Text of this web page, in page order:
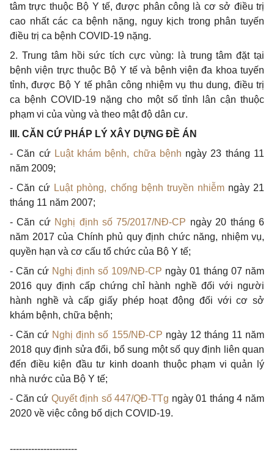
tâm trực thuộc Bộ Y tế, được phân công là cơ sở điều trị
cao nhất các ca bệnh nặng, nguy kịch trong phân tuyến
điều trị ca bệnh COVID-19 nặng.
2. Trung tâm hồi sức tích cực vùng: là trung tâm đặt tại
bệnh viện trực thuộc Bộ Y tế và bệnh viện đa khoa tuyến
tỉnh, được Bộ Y tế phân công nhiệm vụ thu dung, điều trị
ca bệnh COVID-19 nặng cho một số tỉnh lân cận thuộc
phạm vi của vùng và theo mật độ dân cư.
III. CĂN CỨ PHÁP LÝ XÂY DỰNG ĐỀ ÁN
- Căn cứ Luật khám bệnh, chữa bệnh ngày 23 tháng 11
năm 2009;
- Căn cứ Luật phòng, chống bệnh truyền nhiễmngày 21
tháng 11 năm 2007;
- Căn cứ Nghị định số 75/2017/NĐ-CP ngày 20 tháng 6
năm 2017 của Chính phủ quy định chức năng, nhiệm vụ,
quyền hạn và cơ cấu tổ chức của Bộ Y tế;
- Căn cứ Nghị định số 109/NĐ-CP ngày 01 tháng 07 năm
2016 quy định cấp chứng chỉ hành nghề đối với người
hành nghề và cấp giấy phép hoạt động đối với cơ sở
khám bệnh, chữa bệnh;
- Căn cứ Nghị định số 155/NĐ-CP ngày 12 tháng 11 năm
2018 quy định sửa đổi, bổ sung một số quy định liên quan
đến điều kiện đầu tư kinh doanh thuộc phạm vi quản lý
nhà nước của Bộ Y tế;
- Căn cứ Quyết định số 447/QĐ-TTg ngày 01 tháng 4 năm
2020 về việc công bố dịch COVID-19.
----------------------